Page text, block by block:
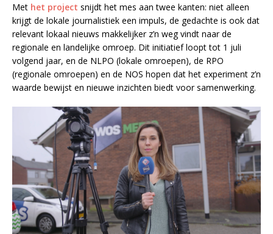
Met het project snijdt het mes aan twee kanten: niet alleen
krijgt de lokale journalistiek een impuls, de gedachte is ook dat
relevant lokaal nieuws makkelijker z’n weg vindt naar de
regionale en landelijke omroep. Dit initiatief loopt tot 1 juli
volgend jaar, en de NLPO (lokale omroepen), de RPO
(regionale omroepen) en de NOS hopen dat het experiment z’n
waarde bewijst en nieuwe inzichten biedt voor samenwerking.